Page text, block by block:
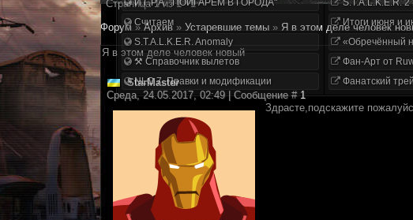
И.Г.Р.А. "ПОИГАРЕМ В ГОРОДА"
Считаем
S.T.A.L.K.E.R. Anomaly
⚒ Справочник вылетов
NLC 7. Правки и модификации
S.T.A.L.K.E.R.
Итоги июня и
«Обречённый
Фан-Арт от
Фанатский
Страница1из1 1
Форум » Архив » Устаревшие темы » Я в этом деле человек
Я в этом деле человек новый
StarMaster
Среда, 24.05.2017, 02:49 | Сообщение #1
Здрасте,подскажите